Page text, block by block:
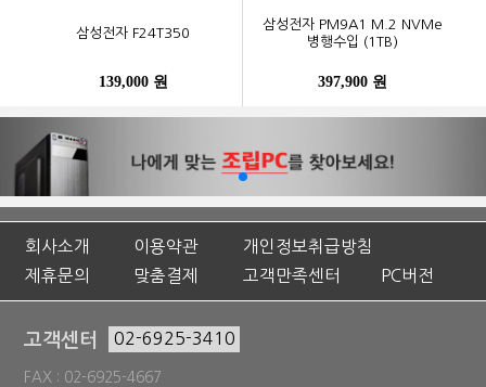
삼성전자 F24T350
139,000 원
삼성전자 PM9A1 M.2 NVMe
병행수입 (1TB)
397,900 원
회사소개 이용약관
개인정보취급방침
제휴문의
맞춤결제 고객만족센터 PC버전
고객센터 02-6925-3410
FAX : 02-6925-4667